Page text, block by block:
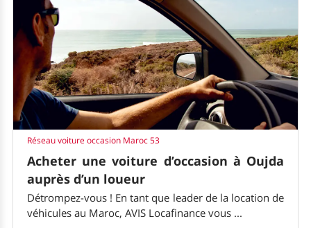
Réseau voiture occasion Maroc 53
Acheter une voiture d’occasion à Oujda
auprès d’un loueur
Détrompez-vous ! En tant que leader de la location de
véhicules au Maroc, AVIS Locafinance vous ...